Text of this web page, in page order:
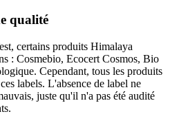
qualité
certains produits Himalaya
: Cosmebio, Ecocert Cosmos, Bio
Cependant, tous les produits
labels. L'absence de label ne
juste qu'il n'a pas été audité